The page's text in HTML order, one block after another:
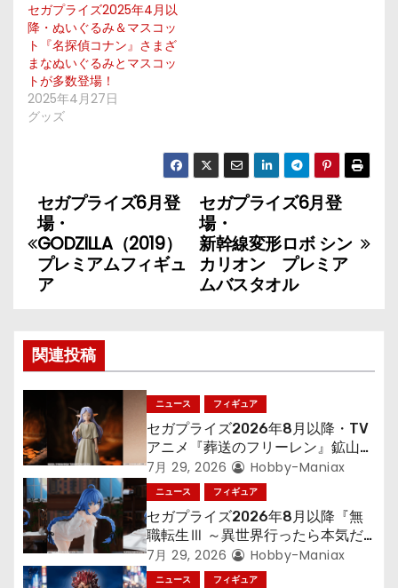
セガプライズ2025年4月以
降・ぬいぐるみ＆マスコッ
ト『名探偵コナン』さまざ
まなぬいぐるみとマスコッ
トが多数登場！
2025年4月27日
グッズ
投
稿
ナ
ゲ
ー
シ
ョ
ン
セガプライズ6月登
場・
新幹線変形ロボ シン
カリオン プレミア
ムバスタオル
セガプライズ6月登
場・
GODZILLA（2019）
プレミアムフィギュ
ア
関連投稿
ニュース フィギュア
セガプライズ2026年8月以降・TV
アニメ『葬送のフリーレン』鉱山で
300年働くことになっっちゃった
「フリーレン」を立体化！
7月 29, 2026 Hobby-Maniax
ニュース フィギュア
セガプライズ2026年8月以降『無
職転生Ⅲ ～異世界行ったら本気だ
す～』から「ロキシー」のフィギュ
アが登場！
7月 29, 2026 Hobby-Maniax
ニュース フィギュア